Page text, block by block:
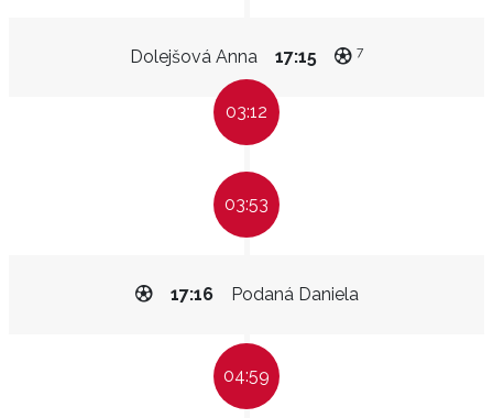
Dolejšová Anna 17:15 7
03:12
03:53
Podaná Daniela
17:16
04:59